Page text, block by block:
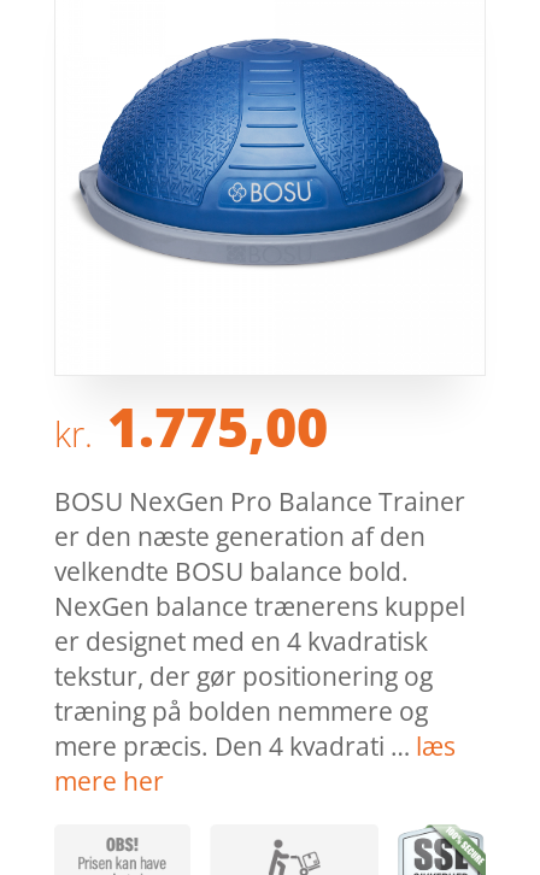
kr. 1.775,00
BOSU NexGen Pro Balance Trainer
er den næste generation af den
velkendte BOSU balance bold.
NexGen balance trænerens kuppel
er designet med en 4 kvadratisk
tekstur, der gør positionering og
træning på bolden nemmere og
mere præcis. Den 4 kvadrati … læs
mere her